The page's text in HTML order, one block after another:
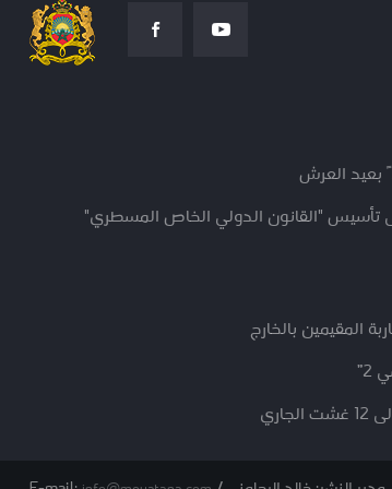
بعيد العرش
تأسيس "القانون الدولي الخاص المسطري"
المقيمين بالخارج